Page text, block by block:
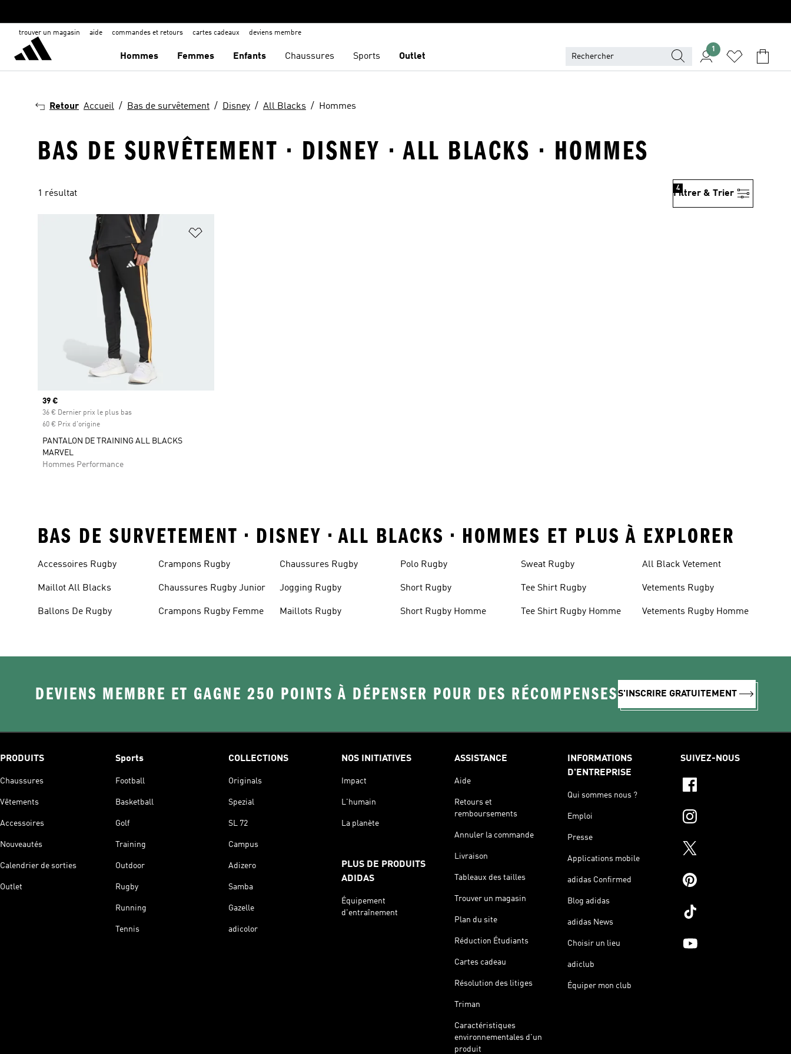
trouver un magasin aide commandes et retours cartes cadeaux deviens membre
Hommes Femmes Enfants Chaussures Sports Outlet
1
Retour Accueil Bas de survêtement Disney All Blacks Hommes
BAS DE SURVÊTEMENT · DISNEY · ALL BLACKS · HOMMES
1 résultat Filtrer & Trier
4
Prix actuel
39 €
36 € Dernier prix le plus bas
60 € Prix d'origine
PANTALON DE TRAINING ALL BLACKS
MARVEL
Hommes Performance
BAS DE SURVETEMENT • DISNEY • ALL BLACKS • HOMMES ET PLUS À EXPLORER
Accessoires Rugby
Maillot All Blacks
Ballons De Rugby
Crampons Rugby
Chaussures Rugby Junior
Crampons Rugby Femme
Chaussures Rugby
Jogging Rugby
Maillots Rugby
Polo Rugby
Short Rugby
Short Rugby Homme
Sweat Rugby
Tee Shirt Rugby
Tee Shirt Rugby Homme
All Black Vetement
Vetements Rugby
Vetements Rugby Homme
DEVIENS MEMBRE ET GAGNE 250 POINTS À DÉPENSER POUR DES RÉCOMPENSESS'INSCRIRE GRATUITEMENT
PRODUITS
Chaussures
Vêtements
Accessoires
Nouveautés
Calendrier de sorties
Outlet
Sports
Football
Basketball
Golf
Training
Outdoor
Rugby
Running
Tennis
COLLECTIONS
Originals
Spezial
SL 72
Campus
Adizero
Samba
Gazelle
adicolor
NOS INITIATIVES
Impact
L'humain
La planète
PLUS DE PRODUITS
ADIDAS
Équipement
d'entraînement
ASSISTANCE
Aide
Retours et
remboursements
Annuler la commande
Livraison
Tableaux des tailles
Trouver un magasin
Plan du site
Réduction Étudiants
Cartes cadeau
Résolution des litiges
Triman
Caractéristiques
environnementales d'un
produit
INFORMATIONS
D'ENTREPRISE
Qui sommes nous ?
Emploi
Presse
Applications mobile
adidas Confirmed
Blog adidas
adidas News
Choisir un lieu
adiclub
Équiper mon club
SUIVEZ-NOUS